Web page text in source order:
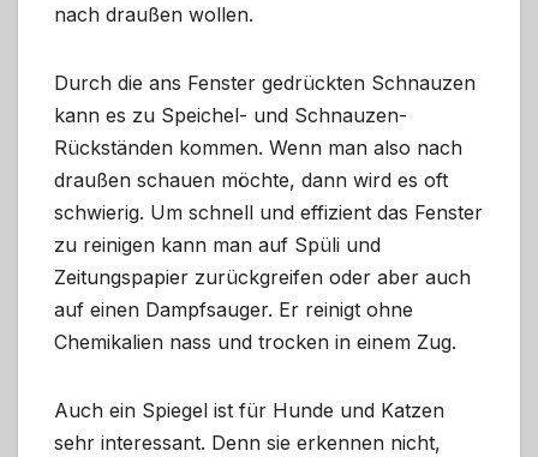
nach draußen wollen.
Durch die ans Fenster gedrückten Schnauzen
kann es zu Speichel- und Schnauzen-
Rückständen kommen. Wenn man also nach
draußen schauen möchte, dann wird es oft
schwierig. Um schnell und effizient das Fenster
zu reinigen kann man auf Spüli und
Zeitungspapier zurückgreifen oder aber auch
auf einen Dampfsauger. Er reinigt ohne
Chemikalien nass und trocken in einem Zug.
Auch ein Spiegel ist für Hunde und Katzen
sehr interessant. Denn sie erkennen nicht,